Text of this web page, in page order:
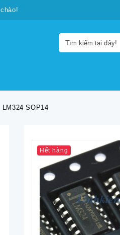
LM324 SOP14
Hết hàng